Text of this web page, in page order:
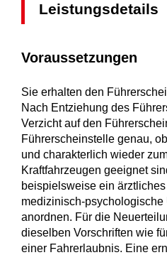
Leistungsdetails
Voraussetzungen
Sie erhalten den
Nach Entziehung des
Verzicht auf den
Führerscheinstelle genau,
und charakterlich wieder
Kraftfahrzeugen geeignet
beispielsweise ein
medizinisch-
anordnen. Für die
dieselben Vorschriften wie
einer Fahrerlaubnis. Eine